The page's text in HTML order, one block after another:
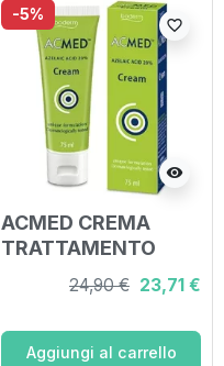
-5%
visibility
favorite_border
ACMED CREMA
TRATTAMENTO
PELLE GRASSA
SOGGETTA A
ML
24,90 € 23,71 €
Aggiungi al carrello